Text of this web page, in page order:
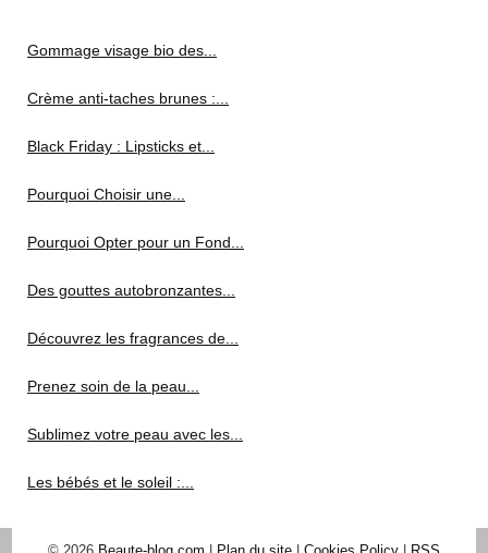
Gommage visage bio des...
Crème anti-taches brunes :...
Black Friday : Lipsticks et...
Pourquoi Choisir une...
Pourquoi Opter pour un Fond...
Des gouttes autobronzantes...
Découvrez les fragrances de...
Prenez soin de la peau...
Sublimez votre peau avec les...
Les bébés et le soleil :...